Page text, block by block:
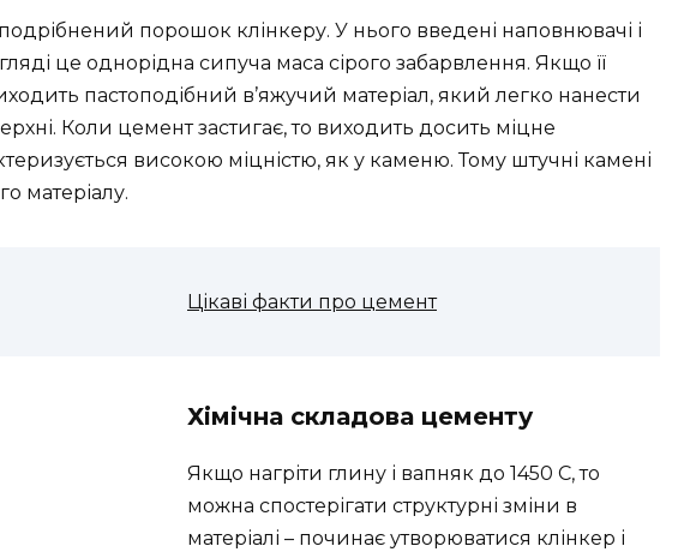
порошок клінкеру. У нього введені наповнювачі і
це однорідна сипуча маса сірого забарвлення. Якщо її
пастоподібний в’яжучий матеріал, який легко нанести
Коли цемент застигає, то виходить досить міцне
високою міцністю, як у каменю. Тому штучні камені
матеріалу.
Цікаві факти про цемент
Хімічна складова цементу
Якщо нагріти глину і вапняк до 1450 С, то
можна спостерігати структурні зміни в
матеріалі – починає утворюватися клінкер і